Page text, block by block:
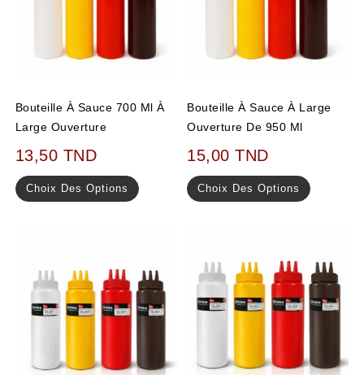
Bouteille À Sauce 700 Ml À
Large Ouverture
13,50 TND
Choix Des Options
Bouteille À Sauce À Large
Ouverture De 950 Ml
15,00TND
Choix Des Options